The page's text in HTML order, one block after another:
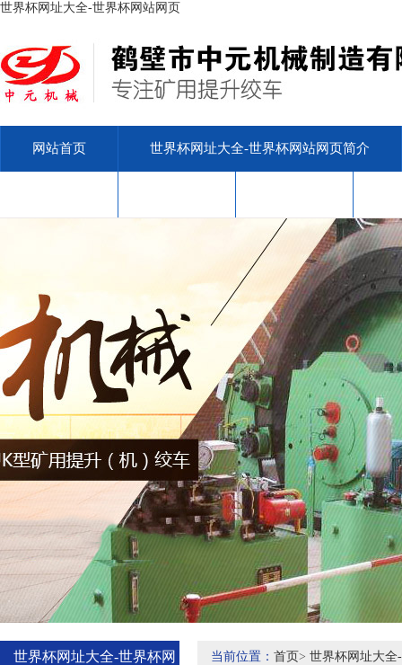
世界杯网址大全-世界杯网站网页
网站首页 世界杯网址大全-世界杯网站网页简介
世界杯网址大全-世界杯网 当前位置： 首页> 世界杯网址大全